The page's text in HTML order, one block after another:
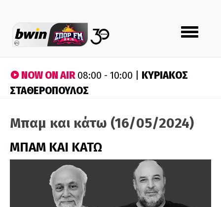
Toggle
navigation
NOW ON AIR08:00 - 10:00 | ΚΥΡΙΑΚΟΣ
ΣΤΑΘΕΡΟΠΟΥΛΟΣ
Μπαμ και κάτω (16/05/2024)
ΜΠΑΜ ΚΑΙ ΚΑΤΩ